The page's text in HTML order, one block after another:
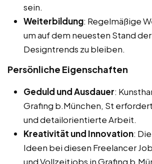
sein.
Weiterbildung: Regelmäßige
um auf dem neuesten Stand
Designtrends zu bleiben.
Persönliche Eigenschaften
Geduld und Ausdauer:
Grafing b.München, St
und detailorientierte Arbeit.
Kreativität und Innovation:
Ideen bei diesen Freelancer
und Vollzeitjobs in Grafing